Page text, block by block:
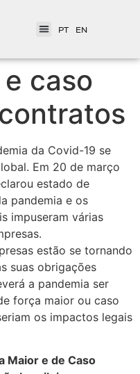
PT EN
caso
da Covid-19 se
Em 20 de março
estado de
pandemia e os
impuseram várias
estão se tornando
suas obrigações
a pandemia ser
força maior ou caso
os impactos legais
Maior e de Caso